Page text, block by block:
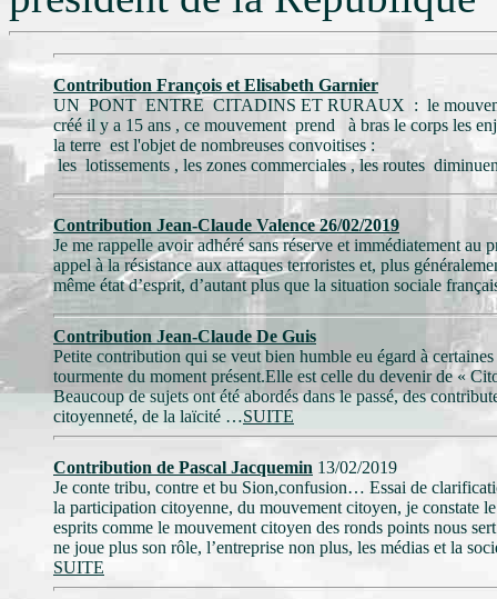
Contribution François et Elisabeth Garnier
UN PONT ENTRE CITADINS ET RURAUX : le
créé il y a 15 ans , ce mouvement prend à bras le corps les
la terre est l'objet de nombreuses convoitises :
les lotissements , les zones commerciales , les routes
Contribution Jean-Claude Valence 26/02/2019
Je me rappelle avoir adhéré sans réserve et immédiatement
appel à la résistance aux attaques terroristes et, plus
même état d’esprit, d’autant plus que la situation sociale
Contribution Jean-Claude De Guis
Petite contribution qui se veut bien humble eu égard à
tourmente du moment présent.Elle est celle du devenir de «
Beaucoup de sujets ont été abordés dans le passé, des
citoyenneté, de la laïcité …SUITE
Contribution de Pascal Jacquemin 13/02/2019
Je conte tribu, contre et bu Sion,confusion… Essai de
la participation citoyenne, du mouvement citoyen, je constate
esprits comme le mouvement citoyen des ronds points nous
ne joue plus son rôle, l’entreprise non plus, les médias et la
SUITE